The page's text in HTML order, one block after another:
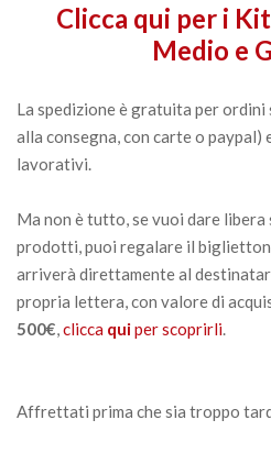
Clicca qui per i
Medio e
La spedizione è gratuita per
alla consegna, con carte o
lavorativi.
Ma non è tutto, se vuoi dare libera
prodotti, puoi regalare il
arriverà direttamente al
propria lettera, con valore di
500€,clicca quiper scoprirli.
Affrettati prima che sia troppo